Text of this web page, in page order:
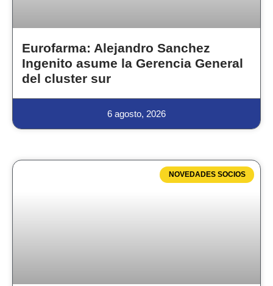
Eurofarma: Alejandro Sanchez
Ingenito asume la Gerencia General
del cluster sur
6 agosto, 2026
NOVEDADES SOCIOS